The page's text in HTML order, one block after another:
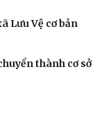
Lưu Vệ cơ bản
thành cơ sở